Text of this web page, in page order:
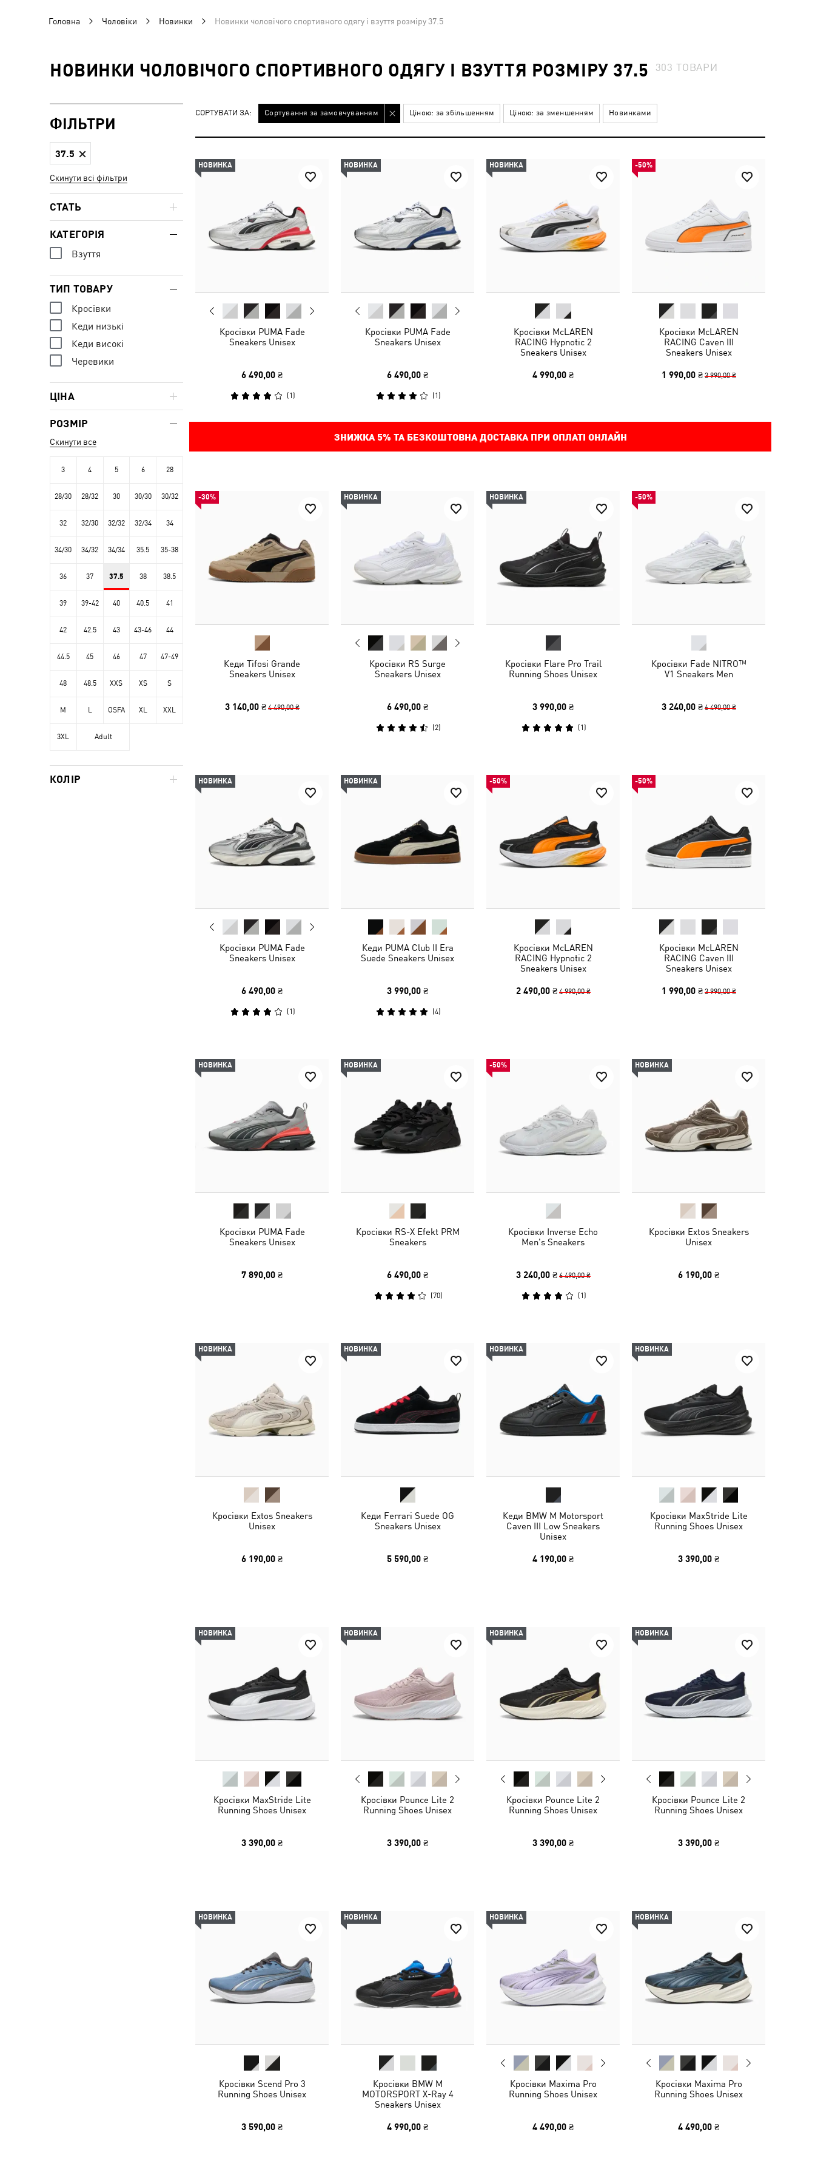
Головна Чоловіки Новинки Новинки чоловічого спортивного одягу і взуття розміру 37.5
НОВИНКИ ЧОЛОВІЧОГО СПОРТИВНОГО ОДЯГУ І ВЗУТТЯ РОЗМІРУ 37.5 303 ТОВАРИ
СОРТУВАТИ ЗА: Сортування за замовчуванням Ціною: за збільшенням Ціною: за зменшенням Новинками
НОВИНКА
Кросівки PUMA Fade
Sneakers Unisex
6 490,00 ₴
(1 )
НОВИНКА
Кросівки PUMA Fade
Sneakers Unisex
6 490,00 ₴
(1 )
НОВИНКА
Кросівки McLAREN
RACING Hypnotic 2
Sneakers Unisex
4 990,00 ₴
-50%
Кросівки McLAREN
RACING Caven III
Sneakers Unisex
1 990,00 ₴ 3 990,00 ₴
ЗНИЖКА 5% ТА БЕЗКОШТОВНА ДОСТАВКА ПРИ ОПЛАТІ ОНЛАЙН
-30%
Кеди Tifosi Grande
Sneakers Unisex
3 140,00 ₴ 4 490,00 ₴
НОВИНКА
Кросівки RS Surge
Sneakers Unisex
6 490,00 ₴
(2)
НОВИНКА
Кросівки Flare Pro Trail
Running Shoes Unisex
3 990,00 ₴
(1 )
-50%
Кросівки Fade NITRO™
V1 Sneakers Men
3 240,00 ₴ 6 490,00 ₴
НОВИНКА
Кросівки PUMA Fade
Sneakers Unisex
6 490,00 ₴
(1 )
НОВИНКА
Кеди PUMA Club II Era
Suede Sneakers Unisex
3 990,00 ₴
(4)
-50%
Кросівки McLAREN
RACING Hypnotic 2
Sneakers Unisex
2 490,00 ₴ 4 990,00 ₴
-50%
Кросівки McLAREN
RACING Caven III
Sneakers Unisex
1 990,00 ₴ 3 990,00 ₴
НОВИНКА
Кросівки PUMA Fade
Sneakers Unisex
7 890,00 ₴
НОВИНКА
Кросівки RS-X Efekt PRM
Sneakers
6 490,00 ₴
(70)
-50%
Кросівки Inverse Echo
Men's Sneakers
3 240,00 ₴ 6 490,00 ₴
(1 )
НОВИНКА
Кросівки Extos Sneakers
Unisex
6 190,00 ₴
НОВИНКА
Кросівки Extos Sneakers
Unisex
6 190,00 ₴
НОВИНКА
Кеди Ferrari Suede OG
Sneakers Unisex
5 590,00 ₴
НОВИНКА
Кеди BMW M Motorsport
Caven III Low Sneakers
Unisex
4 190,00 ₴
НОВИНКА
Кросівки MaxStride Lite
Running Shoes Unisex
3 390,00 ₴
НОВИНКА
Кросівки MaxStride Lite
Running Shoes Unisex
3 390,00 ₴
НОВИНКА
Кросівки Pounce Lite 2
Running Shoes Unisex
3 390,00 ₴
НОВИНКА
Кросівки Pounce Lite 2
Running Shoes Unisex
3 390,00 ₴
НОВИНКА
Кросівки Pounce Lite 2
Running Shoes Unisex
3 390,00 ₴
НОВИНКА
Кросівки Scend Pro 3
Running Shoes Unisex
3 590,00 ₴
НОВИНКА
Кросівки BMW M
MOTORSPORT X-Ray 4
Sneakers Unisex
4 990,00 ₴
НОВИНКА
Кросівки Maxima Pro
Running Shoes Unisex
4 490,00 ₴
НОВИНКА
Кросівки Maxima Pro
Running Shoes Unisex
4 490,00 ₴
ФІЛЬТРИ
37.5
Скинути всі фільтри
СТАТЬ
КАТЕГОРІЯ
Взуття
ТИП ТОВАРУ
Кросівки
Кеди низькі
Кеди високі
Черевики
ЦІНА
РОЗМІР
Скинути все
3 4 5 6 28
28/30 28/32 30 30/30 30/32
32 32/30 32/32 32/34 34
34/30 34/32 34/34 35.5 35-38
36 37 37.5 38 38.5
39 39-42 40 40.5 41
42 42.5 43 43-46 44
44.5 45 46 47 47-49
48 48.5 XXS XS S
M L OSFA XL XXL
3XL Adult
КОЛІР